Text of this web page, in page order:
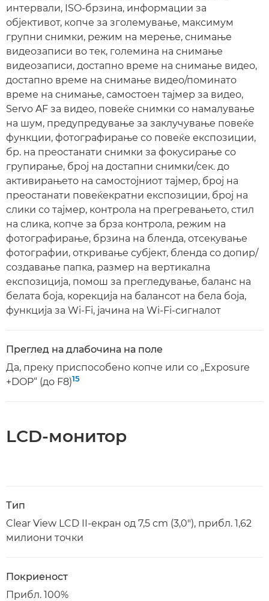
интервали, ISO-брзина, информации за
објективот, копче за зголемување, максимум
групни снимки, режим на мерење, снимање
видеозаписи во тек, големина на снимање
видеозаписи, достапно време на снимање видео,
достапно време на снимање видео/поминато
време на снимање, самостоен тајмер за видео,
Servo AF за видео, повеќе снимки со намалување
на шум, предупредување за заклучување повеќе
функции, фотографирање со повеќе експозиции,
бр. на преостанати снимки за фокусирање со
групирање, број на достапни снимки/сек. до
активирањето на самостојниот тајмер, број на
преостанати повеќекратни експозиции, број на
слики со тајмер, контрола на прегревањето, стил
на слика, копче за брза контрола, режим на
фотографирање, брзина на бленда, отсекување
фотографии, откривање субјект, бленда со допир/
создавање папка, размер на вертикална
експозиција, помош за прегледување, баланс на
белата боја, корекција на балансот на бела боја,
функција за Wi-Fi, јачина на Wi-Fi-сигналот
Преглед на длабочина на поле
Да, преку приспособено копче или со „Exposure
+DOP“ (до F8)15
LCD-монитор
Тип
Clear View LCD II-екран од 7,5 cm (3,0"), прибл. 1,62
милиони точки
Покриеност
Прибл. 100%